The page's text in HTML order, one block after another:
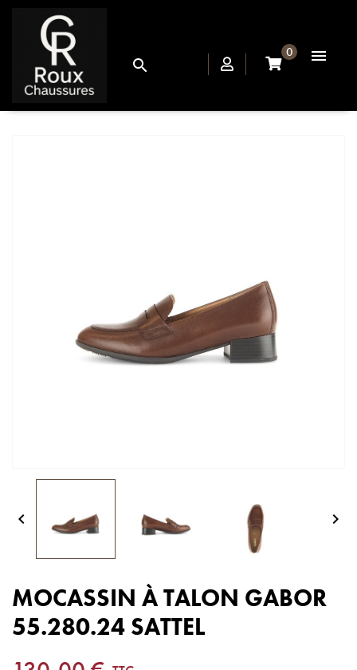

0 
 
MOCASSIN À TALON GABOR
55.280.24 SATTEL